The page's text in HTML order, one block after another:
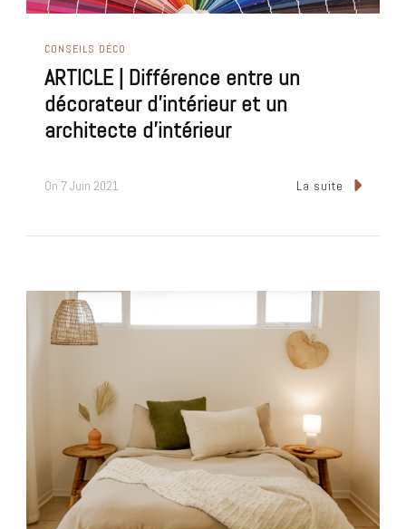
CONSEILS DÉCO
ARTICLE | Différence entre un
décorateur d’intérieur et un
architecte d’intérieur
On 7 Juin 2021 La suite